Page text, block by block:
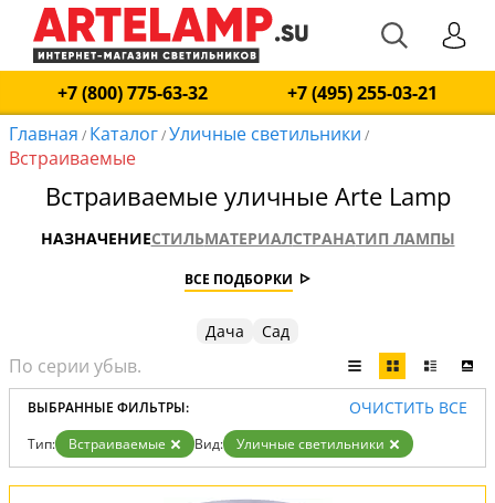
+7 (800) 775-63-32
+7 (495) 255-03-21
Главная / Каталог/Уличные светильники /
Встраиваемые
Встраиваемые уличные Arte Lamp
НАЗНАЧЕНИЕСТИЛЬМАТЕРИАЛСТРАНАТИП ЛАМПЫ
ВСЕ ПОДБОРКИ
Дача Сад
ВЫБРАННЫЕ ФИЛЬТРЫ: ОЧИСТИТЬ ВСЕ
Тип: Встраиваемые Вид: Уличные светильники